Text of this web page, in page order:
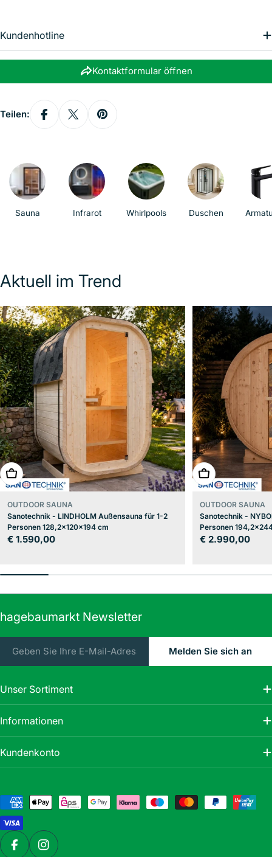
Kundenhotline
Kontaktformular öffnen
Teilen:
Sauna Infrarot Whirlpools Duschen
Aktuell im Trend
In den Warenkorb
OUTDOOR SAUNA
Sanotechnik - LINDHOLM Außensauna für 1-2
Personen 128,2x120x194 cm
Regulärer
€ 1.590,00
In den
OUTDOOR SAUNA
Sanotechnik -
Personen
Regulärer
€ 2.990,00
hagebaumarkt Newsletter
Mail
Melden Sie sich an
Unser Sortiment
Informationen
Kundenkonto
Zahlungsmethoden
FacebookInstagram